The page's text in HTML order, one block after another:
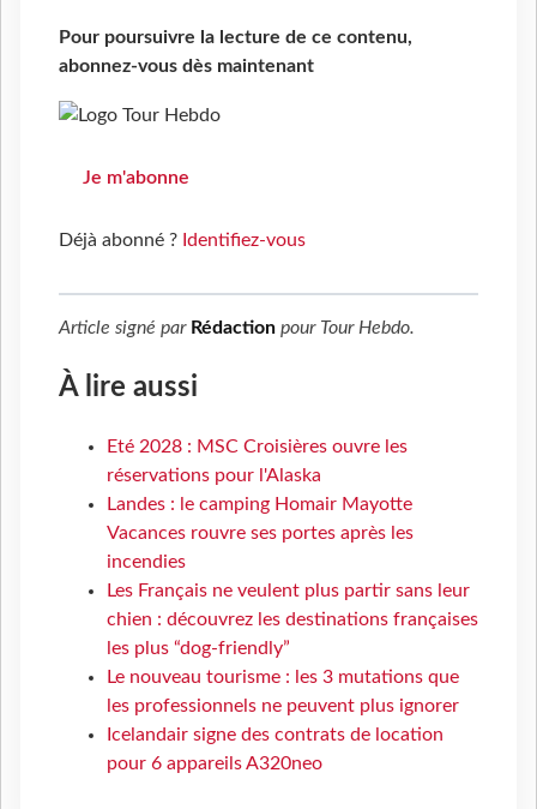
Pour poursuivre la lecture de ce contenu,
abonnez-vous dès maintenant
Je m'abonne
Déjà abonné ? Identifiez-vous
Article signé par Rédaction pour Tour Hebdo.
À lire aussi
Eté 2028 : MSC Croisières ouvre les
réservations pour l'Alaska
Landes : le camping Homair Mayotte
Vacances rouvre ses portes après les
incendies
Les Français ne veulent plus partir sans leur
chien : découvrez les destinations françaises
les plus “dog-friendly”
Le nouveau tourisme : les 3 mutations que
les professionnels ne peuvent plus ignorer
Icelandair signe des contrats de location
pour 6 appareils A320neo